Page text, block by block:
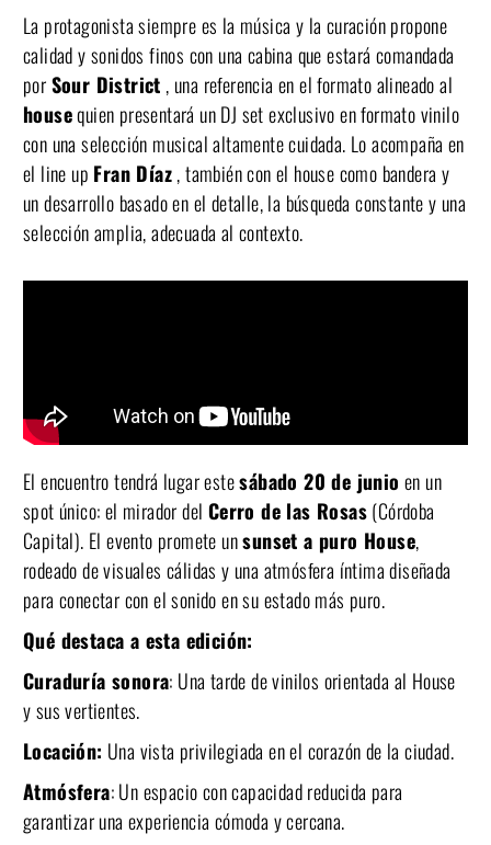
La protagonista siempre es la música y la curación propone
calidad y sonidos finos con una cabina que estará comandada
porSour District , una referencia en el formato alineado al
housequien presentará un DJ set exclusivo en formato vinilo
con una selección musical altamente cuidada. Lo acompaña en
el line up Fran Díaz, también con el house como bandera y
un desarrollo basado en el detalle, la búsqueda constante y una
selección amplia, adecuada al contexto.
El encuentro tendrá lugar estesábado 20 de junio en un
spot único: el mirador del Cerro de las Rosas(Córdoba
Capital). El evento promete unsunset a puro House,
rodeado de visuales cálidas y una atmósfera íntima diseñada
para conectar con el sonido en su estado más puro.
Qué destaca a esta edición:
Curaduría sonora: Una tarde de vinilos orientada al House
y sus vertientes.
Locación: Una vista privilegiada en el corazón de la ciudad.
Atmósfera: Un espacio con capacidad reducida para
garantizar una experiencia cómoda y cercana.